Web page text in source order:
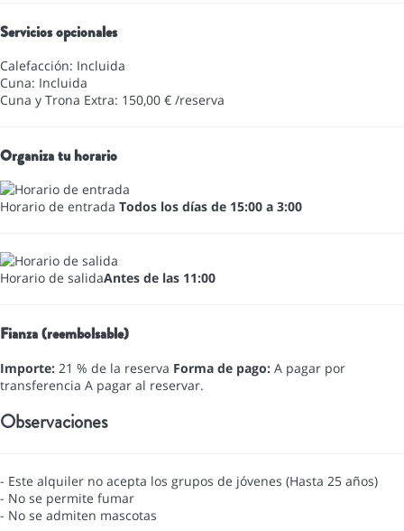
Servicios opcionales
Calefacción: Incluida
Cuna: Incluida
Cuna y Trona Extra: 150,00 € /reserva
Organiza tu horario
Horario de entrada Todos los días de 15:00 a 3:00
Horario de salidaAntes de las 11:00
Fianza (reembolsable)
Importe: 21 % de la reserva Forma de pago: A pagar por
transferencia A pagar al reservar.
Observaciones
- Este alquiler no acepta los grupos de jóvenes (Hasta 25 años)
- No se permite fumar
- No se admiten mascotas